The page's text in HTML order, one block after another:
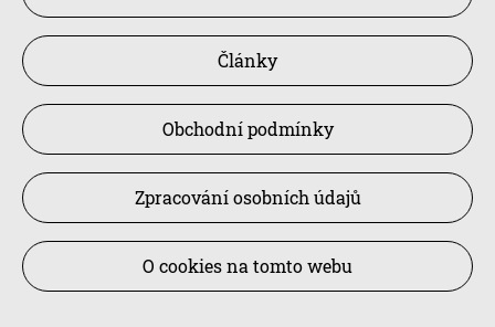
Články
Obchodní podmínky
Zpracování osobních údajů
O cookies na tomto webu